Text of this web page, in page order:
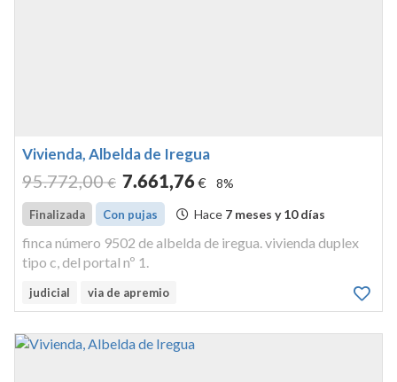
Vivienda, Albelda de Iregua
95.772,00 € 7.661,76€ 8%
Finalizada Con pujas Hace 7 meses y 10 días
finca número 9502 de albelda de iregua. vivienda duplex
tipo c, del portal nº 1.
judicial via de apremio